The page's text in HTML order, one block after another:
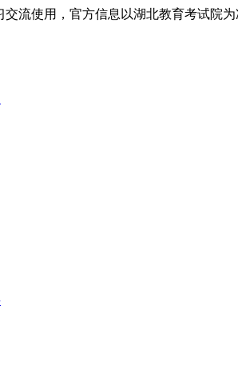
流使用，官方信息以湖北教育考试院为